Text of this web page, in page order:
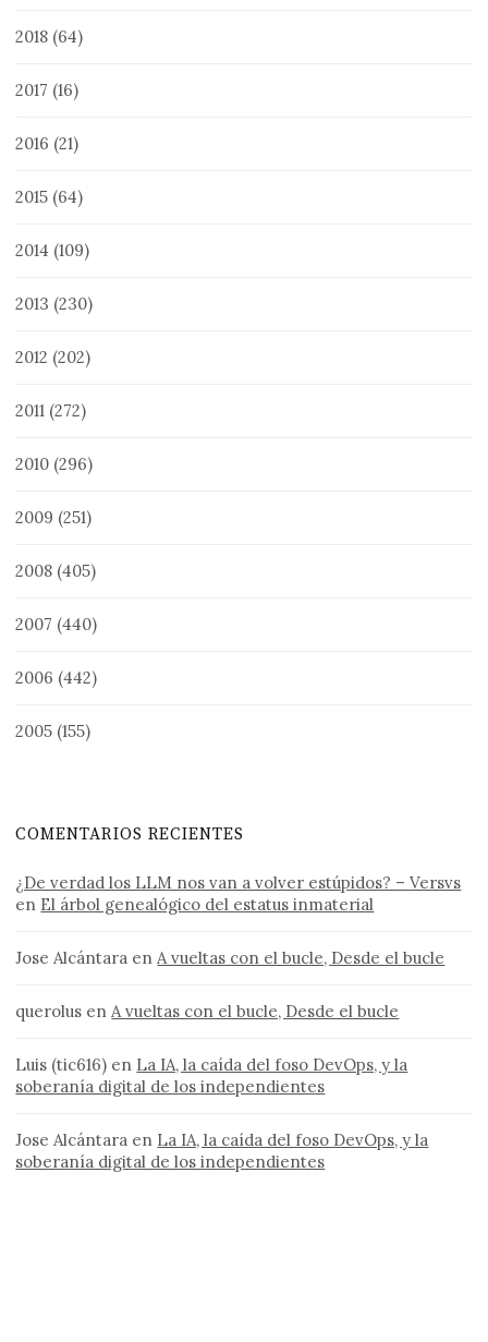
2018 (64)
2017 (16)
2016 (21)
2015 (64)
2014 (109)
2013 (230)
2012 (202)
2011 (272)
2010 (296)
2009 (251)
2008 (405)
2007 (440)
2006 (442)
2005 (155)
COMENTARIOS RECIENTES
¿De verdad los LLM nos van a volver estúpidos? – Versvs
en El árbol genealógico del estatus inmaterial
Jose Alcántara enA vueltas con el bucle, Desde el bucle
querolus enA vueltas con el bucle, Desde el bucle
Luis (tic616) en La IA, la caída del foso DevOps, y la
soberanía digital de los independientes
Jose Alcántara en La IA, la caída del foso DevOps, y la
soberanía digital de los independientes